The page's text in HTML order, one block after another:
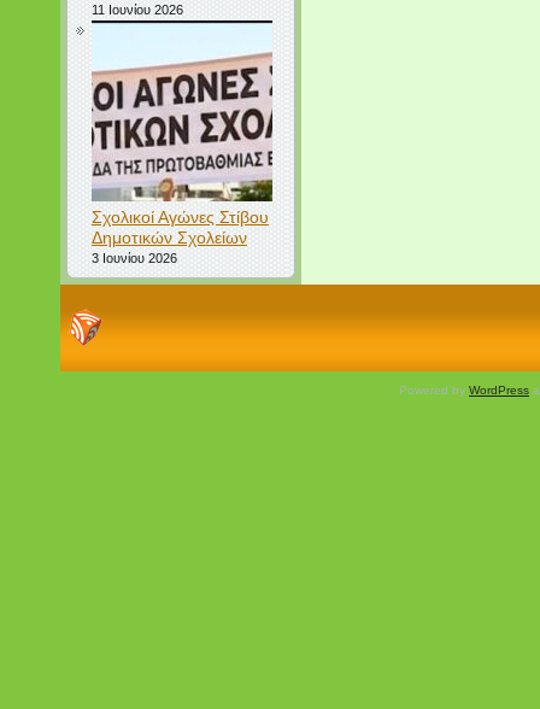
11 Ιουνίου 2026
Σχολικοί Αγώνες Στίβου
Δημοτικών Σχολείων
3 Ιουνίου 2026
Powered by WordPress